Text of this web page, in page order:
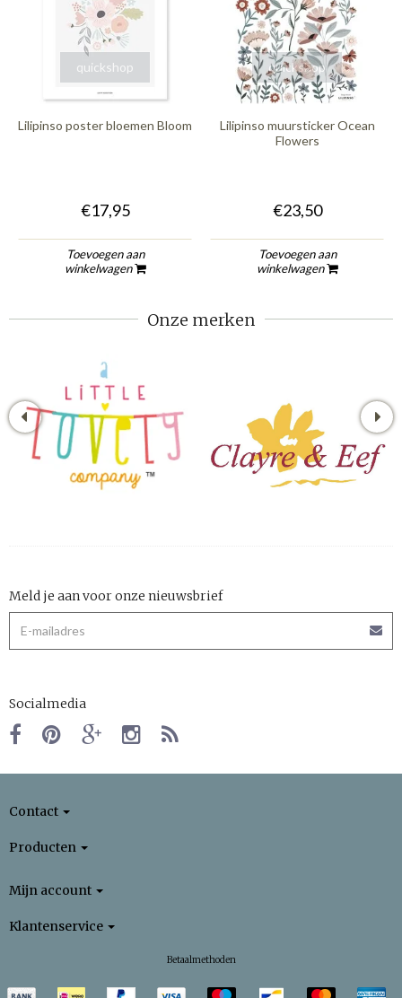
quickshop
Lilipinso poster bloemen Bloom
€17,95
Toevoegen aan
winkelwagen
quickshop
Lilipinso muursticker Ocean
Flowers
€23,50
Toevoegen aan
winkelwagen
Onze merken
Meld je aan voor onze nieuwsbrief
Socialmedia
Contact
Producten
Mijn account
Klantenservice
Betaalmethoden